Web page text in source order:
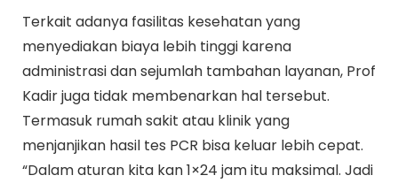
Terkait adanya fasilitas kesehatan yang
menyediakan biaya lebih tinggi karena
administrasi dan sejumlah tambahan layanan, Prof
Kadir juga tidak membenarkan hal tersebut.
Termasuk rumah sakit atau klinik yang
menjanjikan hasil tes PCR bisa keluar lebih cepat.
“Dalam aturan kita kan 1×24 jam itu maksimal. Jadi